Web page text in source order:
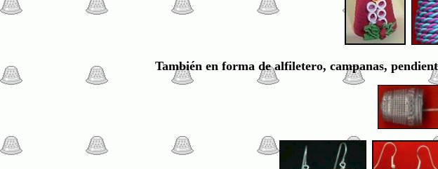
También en forma de alfiletero, campanas,